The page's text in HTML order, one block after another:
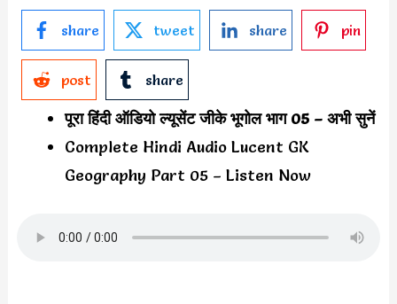
share tweet share pin
post share
पूरा हिंदी ऑडियो ल्यूसेंट जीके भूगोल भाग 05 – अभी सुनें
Complete Hindi Audio Lucent GK
Geography Part 05 – Listen Now